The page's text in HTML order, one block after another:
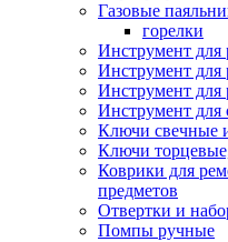
Газовые
горелки
Инструмент для
Инструмент для
Инструмент для
Инструмент для
Ключи свечные
Ключи
Коврики для
предметов
Отвертки и
Помпы ручные